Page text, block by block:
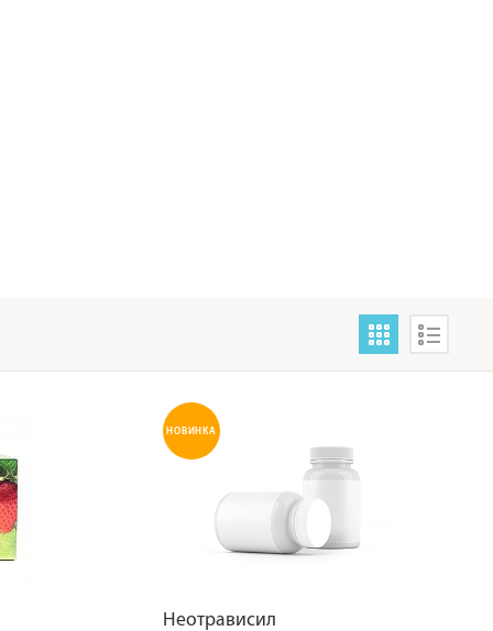
НОВИНКА
Неотрависил